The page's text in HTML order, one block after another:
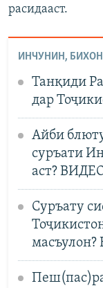
расидааст.
ИНЧУНИН,
Танқиди
дар
Айби
суръати
аст?
Суръату